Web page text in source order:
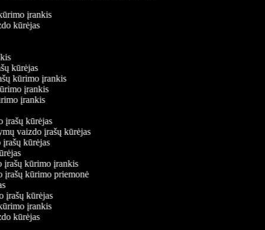
įrankis
kūrėjas
kūrėjas
kūrimo įrankis
įrankis
įrankis
įrašų kūrėjas
vaizdo įrašų kūrėjas
įrašų kūrėjas
įrašų kūrimo įrankis
įrašų kūrimo priemonė
įrašų kūrėjas
įrankis
kūrėjas